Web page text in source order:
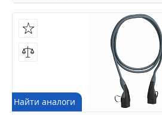
Найти аналоги